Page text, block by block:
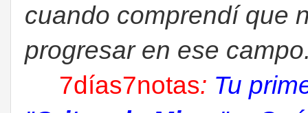
cuando comprendí que
progresar en ese
7días7notas: Tu